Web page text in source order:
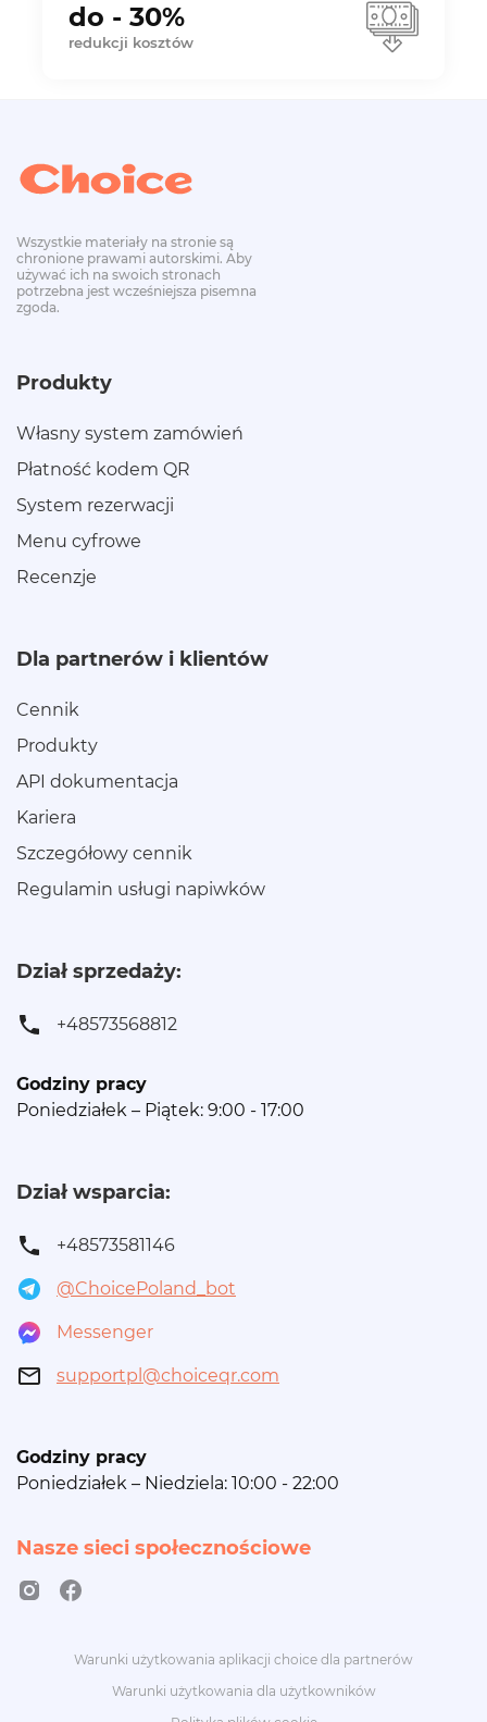
do - 30%
redukcji kosztów
Wszystkie materiały na stronie są
chronione prawami autorskimi. Aby
używać ich na swoich stronach
potrzebna jest wcześniejsza pisemna
zgoda.
Produkty
Własny system zamówień
Płatność kodem QR
System rezerwacji
Menu cyfrowe
Recenzje
Dla partnerów i klientów
Cennik
Produkty
API dokumentacja
Kariera
Szczegółowy cennik
Regulamin usługi napiwków
Dział sprzedaży:
+48573568812
Godziny pracy
Poniedziałek – Piątek: 9:00 - 17:00
Dział wsparcia:
+48573581146
@ChoicePoland_bot
Messenger
supportpl@choiceqr.com
Godziny pracy
Poniedziałek – Niedziela: 10:00 - 22:00
Nasze sieci społecznościowe
Warunki użytkowania aplikacji choice dla partnerów
Warunki użytkowania dla użytkowników